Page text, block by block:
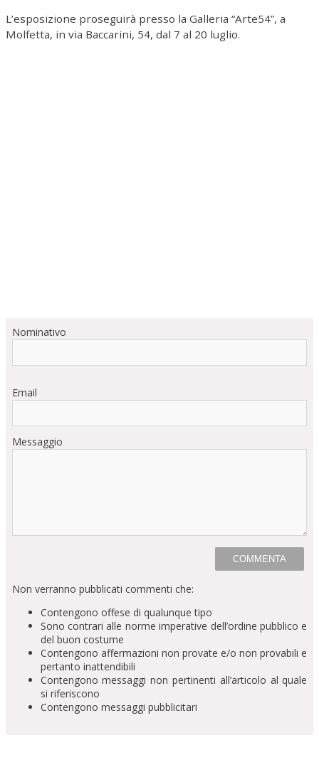
L’esposizione proseguirà presso la Galleria “Arte54”, a
Molfetta, in via Baccarini, 54, dal 7 al 20 luglio.
Nominativo
Email
Messaggio
Non verranno pubblicati commenti che:
Contengono offese di qualunque tipo
Sono contrari alle norme imperative dell’ordine pubblico e
del buon costume
Contengono affermazioni non provate e/o non provabili e
pertanto inattendibili
Contengono messaggi non pertinenti all’articolo al quale
si riferiscono
Contengono messaggi pubblicitari